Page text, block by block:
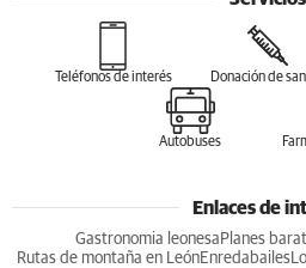
Teléfonos de interés Donación de
Autobuses
Enlaces de
Gastronomia leonesa Planes
Rutas de montaña en LeónEnredabailes